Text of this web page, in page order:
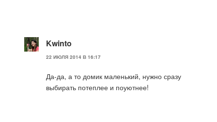
Kwinto
22 ИЮЛЯ 2014 В 16:17
Да-да, а то домик маленький, нужно сразу
выбирать потеплее и поуютнее!